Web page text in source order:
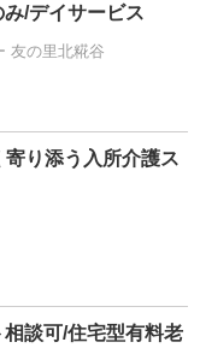
み/デイサービス
友の里北糀谷
り添う入所介護ス
相談可/住宅型有料老